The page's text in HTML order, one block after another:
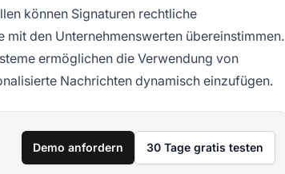
können Signaturen rechtliche
den Unternehmenswerten übereinstimmen.
ermöglichen die Verwendung von
Nachrichten dynamisch einzufügen.
Demo anfordern 30 Tage gratis testen